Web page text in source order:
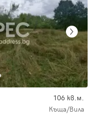
106 кв.м.
Къща/Вила